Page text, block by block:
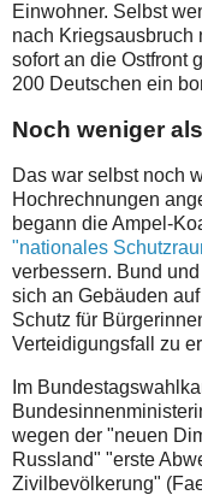
Einwohner. Selbst
nach Kriegsausbruch
sofort an die Ostfront
200 Deutschen ein
Noch weniger
Das war selbst noch
Hochrechnungen
begann die Ampel-
"nationales
verbessern. Bund
sich an Gebäuden
Schutz für
Verteidigungsfall zu
Im
wegen der "neuen
Russland" "erste
Zivilbevölkerung"